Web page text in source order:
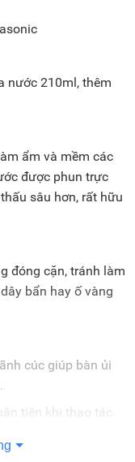
nước 210ml, thêm
ẩm và mềm các
được phun trực
sâu hơn, rất hữu
đóng cặn, tránh làm
bẩn hay ố vàng
cúc giúp bàn ủi
tiện khi thao tác.